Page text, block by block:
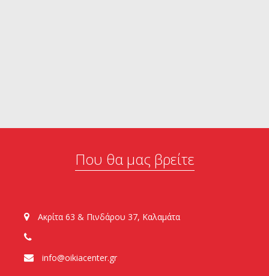
Που θα μας βρείτε
Ακρίτα 63 & Πινδάρου 37, Καλαμάτα
info@oikiacenter.gr